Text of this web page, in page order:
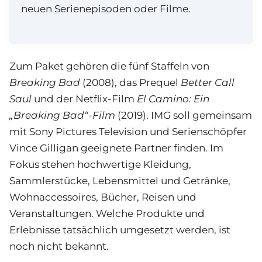
neuen Serienepisoden oder Filme.
Zum Paket gehören die fünf Staffeln von
Breaking Bad (2008), das Prequel Better Call
Saul und der Netflix-Film El Camino: Ein
„Breaking Bad“-Film (2019). IMG soll gemeinsam
mit Sony Pictures Television und Serienschöpfer
Vince Gilligan geeignete Partner finden. Im
Fokus stehen hochwertige Kleidung,
Sammlerstücke, Lebensmittel und Getränke,
Wohnaccessoires, Bücher, Reisen und
Veranstaltungen. Welche Produkte und
Erlebnisse tatsächlich umgesetzt werden, ist
noch nicht bekannt.